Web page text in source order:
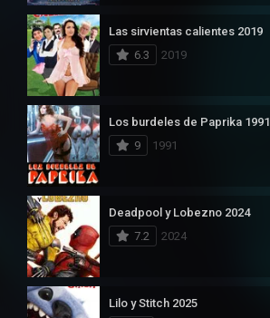
Las sirvientas calientes 2019
6.3
2019
Los burdeles de Paprika 1991
9
1991
Deadpool y Lobezno 2024
7.2
2024
Lilo y Stitch 2025